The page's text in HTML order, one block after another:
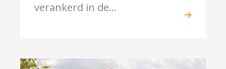
verankerd in de...